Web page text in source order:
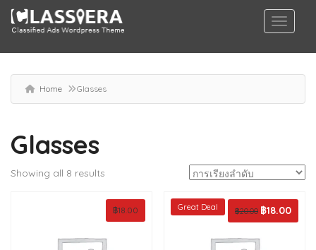
Home Glasses
Glasses
Showing all 8 results
฿18.00 Great Deal ฿20.00 Original
฿18.00